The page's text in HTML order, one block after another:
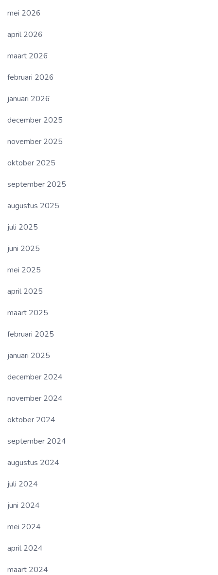
mei 2026
april 2026
maart 2026
februari 2026
januari 2026
december 2025
november 2025
oktober 2025
september 2025
augustus 2025
juli 2025
juni 2025
mei 2025
april 2025
maart 2025
februari 2025
januari 2025
december 2024
november 2024
oktober 2024
september 2024
augustus 2024
juli 2024
juni 2024
mei 2024
april 2024
maart 2024